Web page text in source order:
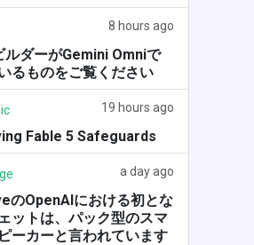
8 hours ago
ルダーがGemini Omniで
るものをご覧ください
19 hours ago
Fable 5 Safeguards
a day ago
のOpenAIにおける初とな
ットは、パック型のスマ
ーカーと言われています